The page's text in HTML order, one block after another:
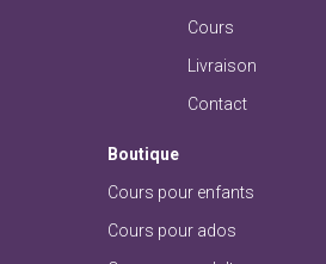
Cours
Livraison
Contact
Boutique
Cours pour enfants
Cours pour ados